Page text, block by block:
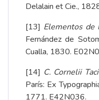
Delalain et Cie.,
[13] Elementos de
Fernández de
Cualla, 1830.
[14] C. Cornelii
París: Ex
1771. E42N036.